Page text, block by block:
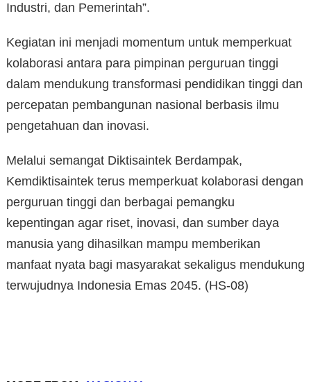
Industri, dan Pemerintah”.
Kegiatan ini menjadi momentum untuk memperkuat
kolaborasi antara para pimpinan perguruan tinggi
dalam mendukung transformasi pendidikan tinggi dan
percepatan pembangunan nasional berbasis ilmu
pengetahuan dan inovasi.
Melalui semangat Diktisaintek Berdampak,
Kemdiktisaintek terus memperkuat kolaborasi dengan
perguruan tinggi dan berbagai pemangku
kepentingan agar riset, inovasi, dan sumber daya
manusia yang dihasilkan mampu memberikan
manfaat nyata bagi masyarakat sekaligus mendukung
terwujudnya Indonesia Emas 2045. (HS-08)